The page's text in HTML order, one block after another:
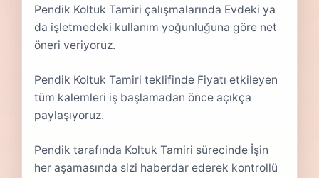
Pendik Koltuk Tamiri çalışmalarında Evdeki ya
da işletmedeki kullanım yoğunluğuna göre net
öneri veriyoruz.
Pendik Koltuk Tamiri teklifinde Fiyatı etkileyen
tüm kalemleri iş başlamadan önce açıkça
paylaşıyoruz.
Pendik tarafında Koltuk Tamiri sürecinde İşin
her aşamasında sizi haberdar ederek kontrollü